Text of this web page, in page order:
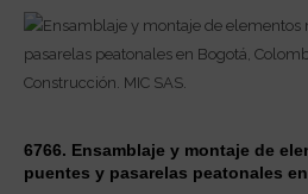
6766. Ensamblaje y montaje de
puentes y pasarelas peatonales